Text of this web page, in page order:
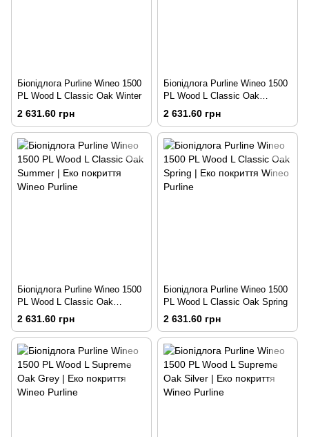
Біопідлога Purline Wineo 1500
PL Wood L Classic Oak Winter
2 631.60 грн
Біопідлога Purline Wineo 1500
PL Wood L Classic Oak
Autumn
2 631.60 грн
Біопідлога Purline Wineo 1500
PL Wood L Classic Oak
Summer
2 631.60 грн
Біопідлога Purline Wineo 1500
PL Wood L Classic Oak Spring
2 631.60 грн